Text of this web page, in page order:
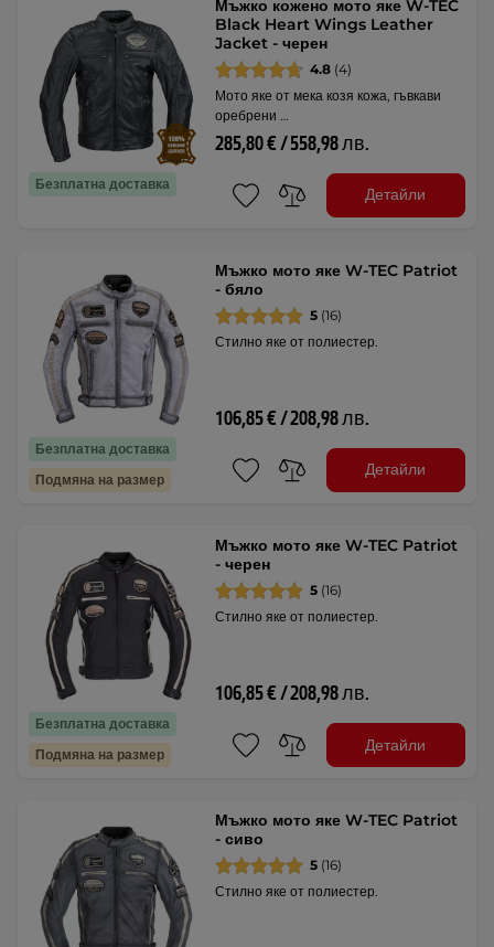
Безплатна доставка
Мъжко кожено мото яке W-TEC
Black Heart Wings Leather
Jacket - черен
4.8 (4)
Мото яке от мека козя кожа, гъвкави
оребрени …
285,80 € / 558,98 лв.
Детайли
Безплатна доставка
Подмяна на размер
Мъжко мото яке W-TEC Patriot
- бяло
5 (16)
Стилно яке от полиестер.
106,85 € / 208,98 лв.
Детайли
Безплатна доставка
Подмяна на размер
Мъжко мото яке W-TEC Patriot
- черен
5 (16)
Стилно яке от полиестер.
106,85 € / 208,98 лв.
Детайли
Мъжко мото яке W-TEC Patriot
- сиво
5 (16)
Стилно яке от полиестер.